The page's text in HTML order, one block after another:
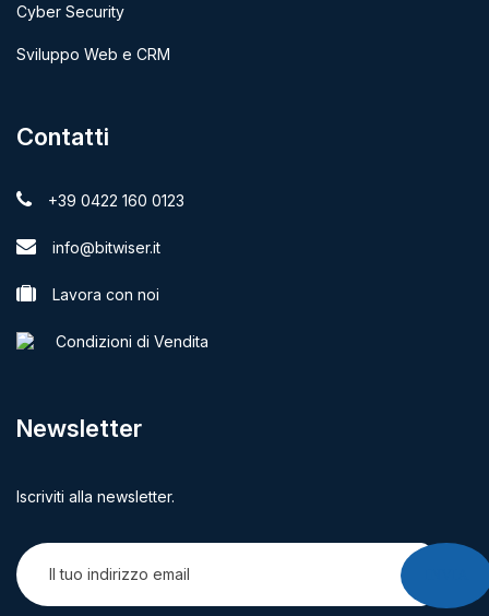
Cyber Security
Sviluppo Web e CRM
Contatti
+39 0422 160 0123
info@bitwiser.it
Lavora con noi
Condizioni di Vendita
Newsletter
Iscriviti alla newsletter.